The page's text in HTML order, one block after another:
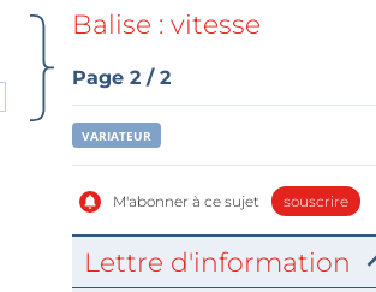
RechercherBalise : vitesse
Page 2 / 2
VARIATEUR
M'abonner à ce sujet souscrire
Lettre d'information